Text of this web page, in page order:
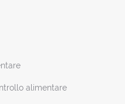
alimentare